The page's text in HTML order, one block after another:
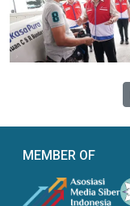
MEMBER OF